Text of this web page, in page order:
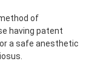
of
having patent
a safe anesthetic